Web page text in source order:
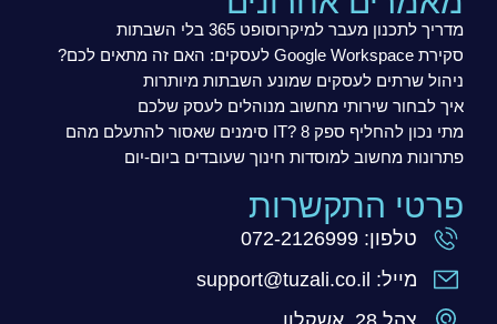
מדריך לתכנון מעבר למיקרוסופט 365 בלי השבתות
סקירת Google Workspace לעסקים: האם זה מתאים לכם?
ניהול שרתים לעסקים שמונע השבתות מיותרות
איך לבחור שירותי מחשוב מנוהלים לעסק שלכם
מתי נכון להחליף ספק IT? 8 סימנים שאסור להתעלם מהם
פתרונות מחשוב למוסדות חינוך שעובדים ביום-יום
פרטי התקשרות
טלפון: 072-2126999
מייל: support@tuzali.co.il